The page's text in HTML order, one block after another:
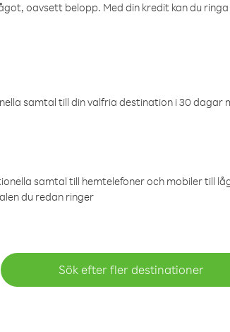
oavsett belopp. Med din kredit kan du
samtal till din valfria destination i 30 dagar
samtal till hemtelefoner och mobiler till
du redan ringer
Sök efter fler destinationer